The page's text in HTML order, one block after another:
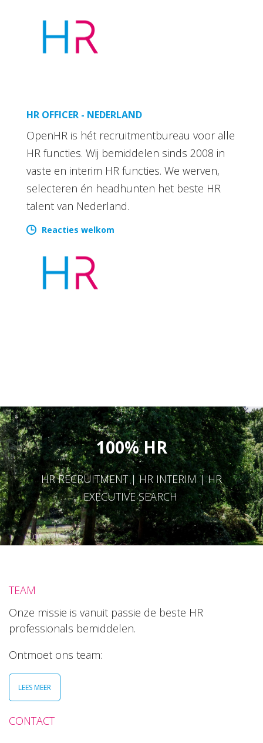
HR OFFICER - NEDERLAND
OpenHR is hét recruitmentbureau voor alle
HR functies. Wij bemiddelen sinds 2008 in
vaste en interim HR functies. We werven,
selecteren én headhunten het beste HR
talent van Nederland.
Reacties welkom
100% HR
HR RECRUITMENT | HR INTERIM | HR
EXECUTIVE SEARCH
TEAM
Onze missie is vanuit passie de beste HR
professionals bemiddelen.
Ontmoet ons team:
LEES MEER
CONTACT